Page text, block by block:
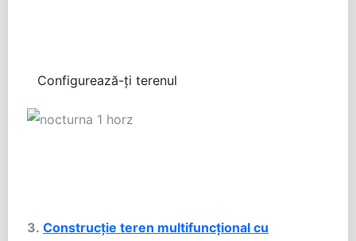
Configurează-ți terenul
3. Construcție teren multifuncțional cu